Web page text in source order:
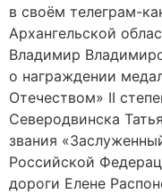
в своём телеграм-
Архангельской
Владимир
о награждении
Отечеством» II
Северодвинска
звания
Российской
дороги Елене